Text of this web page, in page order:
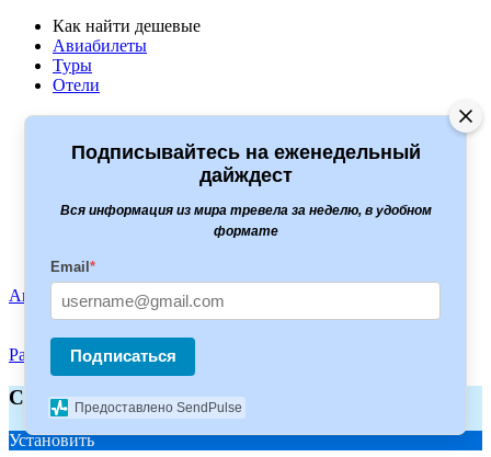
Как найти дешевые
Авиабилеты
Туры
Отели
Полезное
Какая виза нужна
Сервисы для путешественников
Level travel
Onlinetours
Акции
СтатьиНовости
Разработка и дизайн сайта
Скачайте приложение TRIP4YOU
Установить
Подписывайтесь на еженедельный
дайждест
Вся информация из мира тревела за неделю, в удобном
формате
Email *
Подписаться
Предоставлено SendPulse